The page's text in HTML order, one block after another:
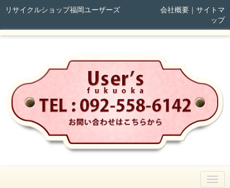
リサイクルショップ福岡ユーザーズ 会社概要｜ サイトマ
ップ